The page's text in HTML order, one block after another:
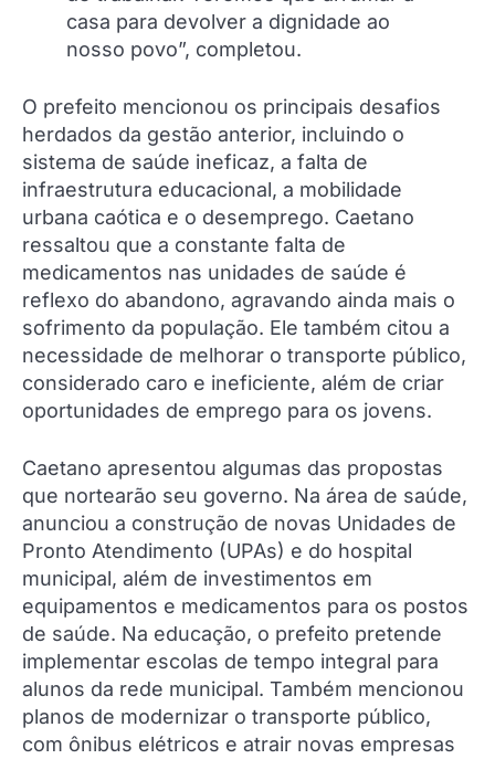
casa para devolver a dignidade ao
nosso povo”, completou.
O prefeito mencionou os principais desafios
herdados da gestão anterior, incluindo o
sistema de saúde ineficaz, a falta de
infraestrutura educacional, a mobilidade
urbana caótica e o desemprego. Caetano
ressaltou que a constante falta de
medicamentos nas unidades de saúde é
reflexo do abandono, agravando ainda mais o
sofrimento da população. Ele também citou a
necessidade de melhorar o transporte público,
considerado caro e ineficiente, além de criar
oportunidades de emprego para os jovens.
Caetano apresentou algumas das propostas
que nortearão seu governo. Na área de saúde,
anunciou a construção de novas Unidades de
Pronto Atendimento (UPAs) e do hospital
municipal, além de investimentos em
equipamentos e medicamentos para os postos
de saúde. Na educação, o prefeito pretende
implementar escolas de tempo integral para
alunos da rede municipal. Também mencionou
planos de modernizar o transporte público,
com ônibus elétricos e atrair novas empresas